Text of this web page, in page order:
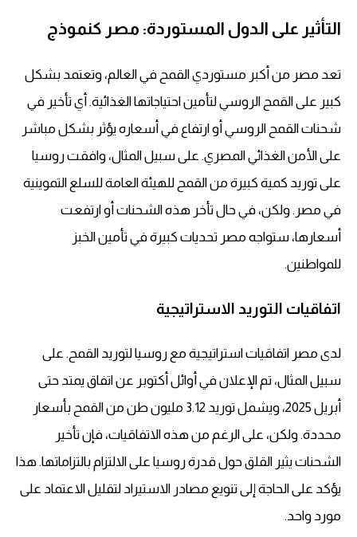
التأثير على الدول المستوردة: مصر كنموذج
تعد مصر من أكبر مستوردي القمح في العالم، وتعتمد بشكل
كبير على القمح الروسي لتأمين احتياجاتها الغذائية. أي تأخير في
شحنات القمح الروسي أو ارتفاع في أسعاره يؤثر بشكل مباشر
على الأمن الغذائي المصري. على سبيل المثال، وافقت روسيا
على توريد كمية كبيرة من القمح للهيئة العامة للسلع التموينية
في مصر. ولكن، في حال تأخر هذه الشحنات أو ارتفعت
أسعارها، ستواجه مصر تحديات كبيرة في تأمين الخبز
للمواطنين.
اتفاقيات التوريد الاستراتيجية
لدى مصر اتفاقيات استراتيجية مع روسيا لتوريد القمح. على
سبيل المثال، تم الإعلان في أوائل أكتوبر عن اتفاق يمتد حتى
أبريل 2025، ويشمل توريد 3.12 مليون طن من القمح بأسعار
محددة. ولكن، على الرغم من هذه الاتفاقيات، فإنتأخير
الشحناتيثير القلق حول قدرة روسيا على الالتزام بالتزاماتها. هذا
يؤكد على الحاجة إلى تنويع مصادر الاستيراد لتقليل الاعتماد على
مورد واحد.